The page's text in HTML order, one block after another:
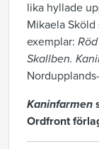
lika hyllade
Mikaela
exemplar:
Skallben.
Kaninfarmen
Ordfront